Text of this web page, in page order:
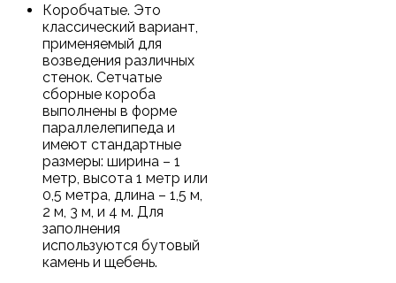
Коробчатые. Это
классический вариант,
применяемый для
возведения различных
стенок. Сетчатые
сборные короба
выполнены в форме
параллелепипеда и
имеют стандартные
размеры: ширина – 1
метр, высота 1 метр или
0,5 метра, длина – 1,5 м,
2 м, 3 м, и 4 м. Для
заполнения
используются бутовый
камень и щебень.